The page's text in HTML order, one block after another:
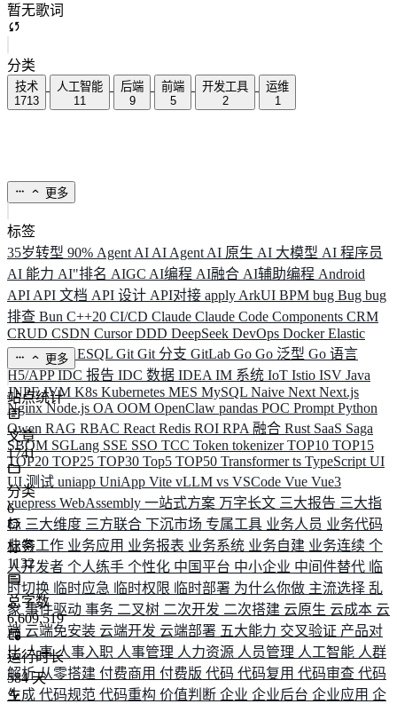
暂无歌词
分类
技术
1713
人工智能
11
后端
9
前端
5
开发工具
2
运维
1
更多
标签
35岁转型 90% Agent AI AI Agent AI 原生 AI 大模型 AI 程序员
AI 能力 AI"排名 AIGC AI编程 AI融合 AI辅助编程 Android
API API 文档 API 设计 API对接 apply ArkUI BPM bug Bug bug
排查 Bun C++20 CI/CD Claude Claude Code Components CRM
CRUD CSDN CursorDDD DeepSeek DevOps DockerElastic
ELK ElysiaESQL Git Git 分支 GitLab Go Go 泛型 Go 语言
H5/APPIDC 报告 IDC 数据 IDEA IM 系统 IoT Istio ISV Java
JNPFJVM K8s Kubernetes MES MySQL Naive Next Next.js
NginxNode.js OA OOM OpenClaw pandas POC Prompt Python
Qwen RAG RBAC React Redis ROI RPA 融合 Rust SaaS Saga
SBOM SGLang SSE SSO TCC Token tokenizerTOP10 TOP15
TOP20 TOP25 TOP30 Top5 TOP50 Transformerts TypeScript UI
UI 测试 uniapp UniApp Vite vLLM vs VSCode Vue Vue3
vuepress WebAssembly 一站式方案 万字长文 三大报告 三大指
标 三大维度 三方联合 下沉市场 专属工具 业务人员 业务代码
业务工作 业务应用 业务报表 业务系统 业务自建 业务连续 个
人开发者 个人练手 个性化 中国平台 中小企业 中间件替代 临
时切换 临时应急 临时权限 临时部署 为什么你做 主流选择 乱
象 事件驱动 事务 二叉树 二次开发 二次搭建 云原生 云成本 云
端 云端免安装 云端开发 云端部署 五大能力 交叉验证 产品对
比人事人事入职 人事管理 人力资源 人员管理 人工智能 人群
解析从零搭建 付费商用 付费版 代码 代码复用 代码审查 代码
生成 代码规范 代码重构 价值判断 企业 企业后台 企业应用 企
更多
站点统计
文章
1741
分类
6
标签
1132
总字数
6,609,519
运行时长
584 天